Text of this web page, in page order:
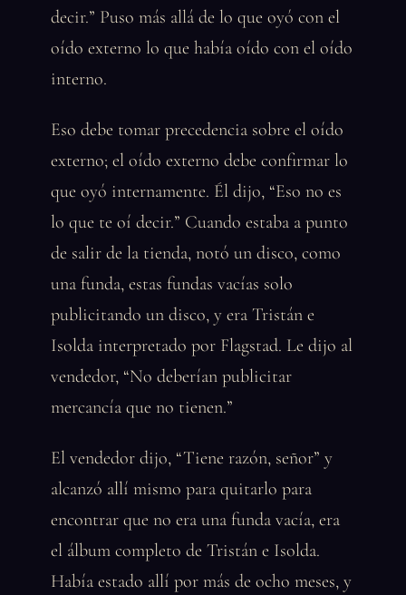
decir.” Puso más allá de lo que oyó con el
oído externo lo que había oído con el oído
interno.
Eso debe tomar precedencia sobre el oído
externo; el oído externo debe confirmar lo
que oyó internamente. Él dijo, “Eso no es
lo que te oí decir.” Cuando estaba a punto
de salir de la tienda, notó un disco, como
una funda, estas fundas vacías solo
publicitando un disco, y era Tristán e
Isolda interpretado por Flagstad. Le dijo al
vendedor, “No deberían publicitar
mercancía que no tienen.”
El vendedor dijo, “Tiene razón, señor” y
alcanzó allí mismo para quitarlo para
encontrar que no era una funda vacía, era
el álbum completo de Tristán e Isolda.
Había estado allí por más de ocho meses, y